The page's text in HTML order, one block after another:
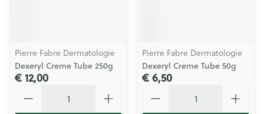
Pierre Fabre Dermatologie
Dexeryl Creme Tube 250g
€ 12,00
Pierre Fabre Dermatologie
Dexeryl Creme Tube 50g
€ 6,50